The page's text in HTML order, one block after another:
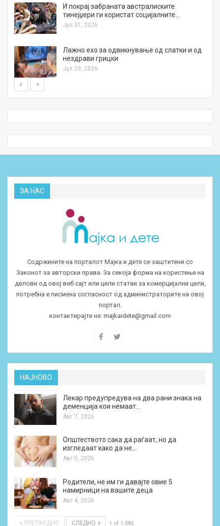
И покрај забраната австралиските
тинејџери ги користат социјалните…
Јул 31, 2026
Лажно ехо за одвикнување од слатки и од
нездрави грицки
Јул 29, 2026
ЗА НАС
Содржините на порталот Мајка и дете се заштитени со
Законот за авторски права. За секоја форма на користење на
делови од овој веб сајт или цели статии за комерцијални цели,
потребна е писмена согласност од администраторите на овој
портал.
контактирајте не: majkaidete@gmail.com
НАЈНОВО
Лекар предупредува на два рани знака на
деменција кои немаат…
Авг 7, 2026
Општеството сака да раѓаат, но да
изгледаат како да не…
Авг 5, 2026
Родители, не им ги давајте овие 5
намирници на вашите деца
Авг 4, 2026
ПРЕТХОДНО СЛЕДНО 1 of 1.085